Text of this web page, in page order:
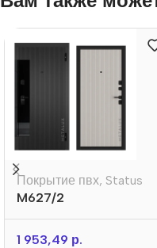
Покрытие пвх, Status
M627/2
1 953,49 р.